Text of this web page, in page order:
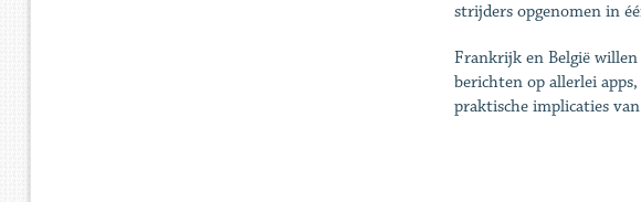
strijders opgenomen in
Frankrijk en België
berichten op allerlei
praktische implicaties